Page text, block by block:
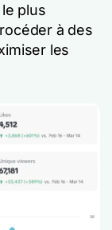
plus
à des
les